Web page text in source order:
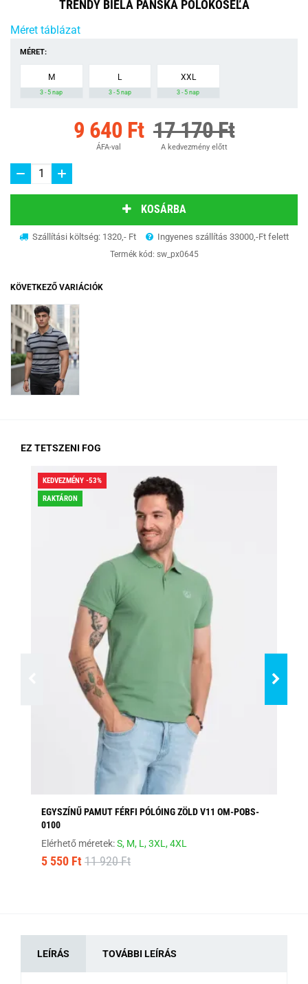
TRENDY BIELA PÁNSKA POLOKOŠEĽA
Méret táblázat
MÉRET:
M
3 - 5 nap
L
3 - 5 nap
XXL
3 - 5 nap
9 640 Ft
ÁFA-val
17 170 Ft
A kedvezmény előtt
KOSÁRBA
Szállítási költség: 1320,- Ft Ingyenes szállítás 33000,-Ft felett
Termék kód: sw_px0645
KÖVETKEZŐ VARIÁCIÓK
EZ TETSZENI FOG
KEDVEZMÉNY -53%
RAKTÁRON
EGYSZÍNŰ PAMUT FÉRFI PÓLÓING ZÖLD V11 OM-POBS-
0100
Elérhető méretek:S, M, L,3XL,4XL
5 550 Ft 11 920 Ft
LEÍRÁS TOVÁBBI LEÍRÁS